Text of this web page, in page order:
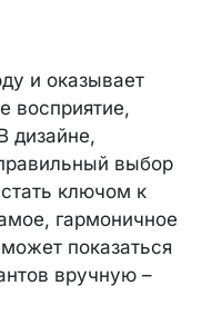
и оказывает
восприятие,
дизайне,
выбор
ключом к
гармоничное
показаться
вручную –